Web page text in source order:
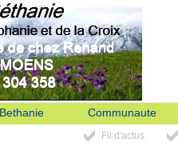
Communaute
Fil d'actus